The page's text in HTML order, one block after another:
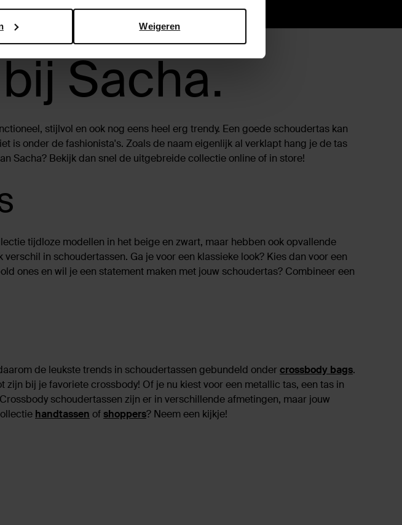
Weigeren
betalen Snelle levering
Sacha.
stijlvol en ook nog eens heel erg trendy. Een goede schoudertas kan
is onder de fashionista's. Zoals de naam eigenlijk al verklapt hang je de tas
Sacha? Bekijk dan snel de uitgebreide collectie online of in store!
tijdloze modellen in het beige en zwart, maar hebben ook opvallende
in schoudertassen. Ga je voor een klassieke look? Kies dan voor een
ones en wil je een statement maken met jouw schoudertas? Combineer een
de leukste trends in schoudertassen gebundeld ondercrossbody bags.
bij je favoriete crossbody! Of je nu kiest voor een metallic tas, een tas in
schoudertassen zijn er in verschillende afmetingen, maar jouw
handtassen ofshoppers? Neem een kijkje!